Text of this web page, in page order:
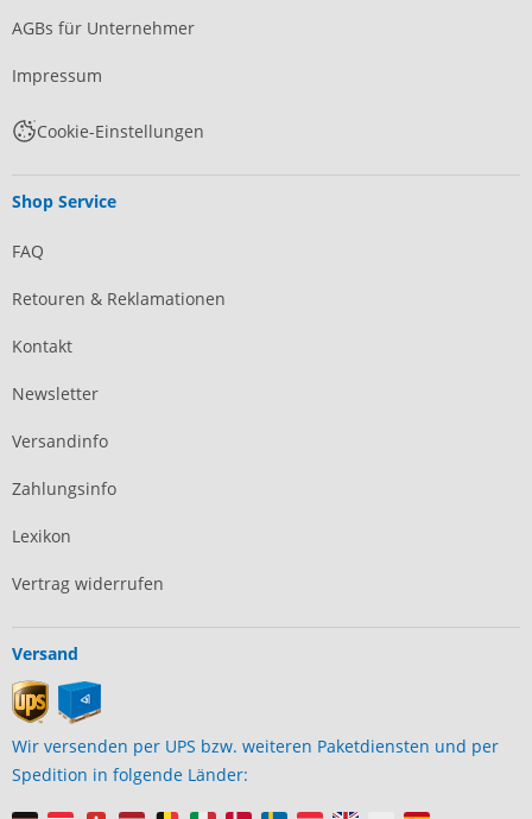
AGBs für Unternehmer
Impressum
Cookie-Einstellungen
Shop Service
FAQ
Retouren & Reklamationen
Kontakt
Newsletter
Versandinfo
Zahlungsinfo
Lexikon
Vertrag widerrufen
Versand
Wir versenden per UPS bzw. weiteren Paketdiensten und per
Spedition in folgende Länder: